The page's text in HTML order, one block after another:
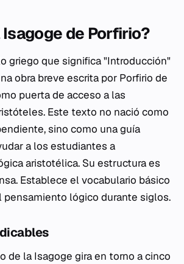
Isagoge de Porfirio?
griego que significa "Introducción"
obra breve escrita por Porfirio de
puerta de acceso a las
Este texto no nació como
sino como una guía
a los estudiantes a
aristotélica. Su estructura es
Establece el vocabulario básico
pensamiento lógico durante siglos.
de la Isagoge gira en torno a cinco